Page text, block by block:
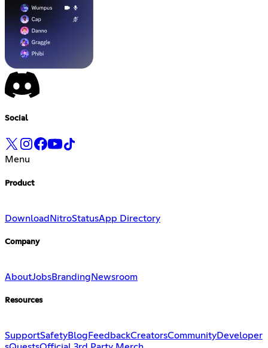
Social
Menu
Product
Download NitroStatusApp Directory
Company
AboutJobsBranding Newsroom
Resources
SupportSafetyBlog FeedbackCreatorsCommunityDeveloper